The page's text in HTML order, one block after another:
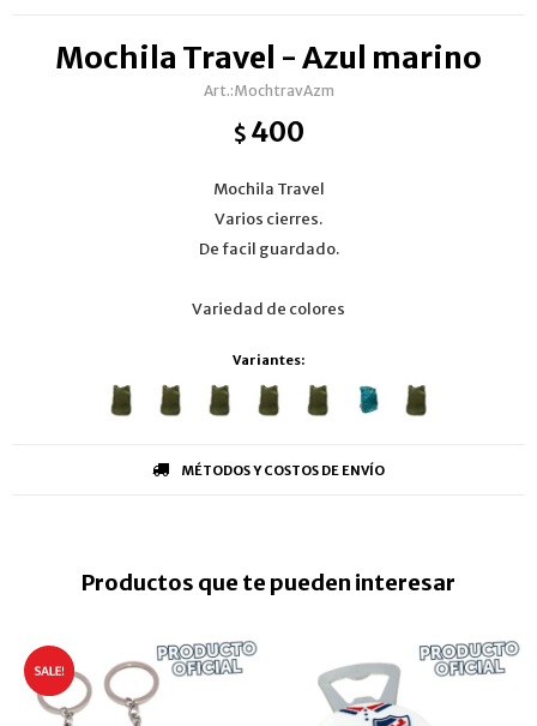
Mochila Travel - Azul marino
MochtravAzm
$ 400
Mochila Travel
Varios cierres.
De facil guardado.
Variedad de colores
Variantes:
MÉTODOS Y COSTOS DE ENVÍO
Productos que te pueden interesar